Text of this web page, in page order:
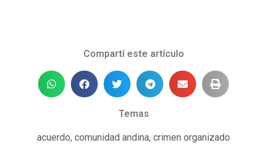
Compartí este artículo
Temas
acuerdo, comunidad andina, crimen organizado